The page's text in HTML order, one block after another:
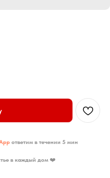
ответим в течении 5 мин
в каждый дом ❤️